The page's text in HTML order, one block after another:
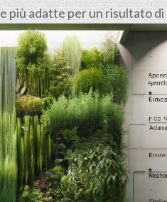
più adatte per un risultato